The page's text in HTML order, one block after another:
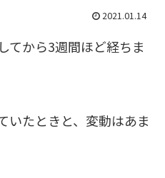
2021.01.14
てから3週間ほど経ちま
いたときと、変動はあま